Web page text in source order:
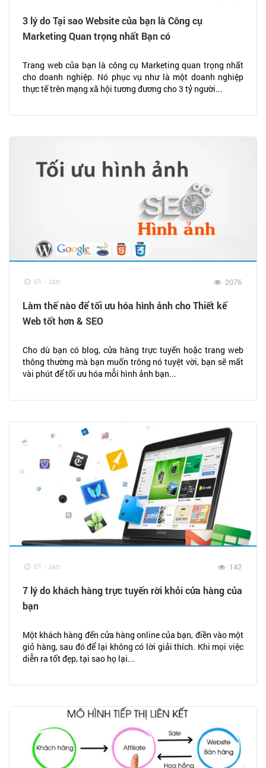
3 lý do Tại sao Website của bạn là Công cụ
Marketing Quan trọng nhất Bạn có
Trang web của bạn là công cụ Marketing quan trọng nhất
cho doanh nghiệp. Nó phục vụ như là một doanh nghiệp
thực tế trên mạng xã hội tương đương cho 3 tỷ người...
01 - Jan 2076
Làm thế nào để tối ưu hóa hình ảnh cho Thiết kế
Web tốt hơn & SEO
Cho dù bạn có blog, cửa hàng trực tuyến hoặc trang web
thông thường mà bạn muốn trông nó tuyệt vời, bạn sẽ mất
vài phút để tối ưu hóa mỗi hình ảnh bạn...
01 - Jan 142
7 lý do khách hàng trực tuyến rời khỏi cửa hàng của
bạn
Một khách hàng đến cửa hàng online của bạn, điền vào một
giỏ hàng, sau đó để lại không có lời giải thích. Khi mọi việc
diễn ra tốt đẹp, tại sao họ lại...